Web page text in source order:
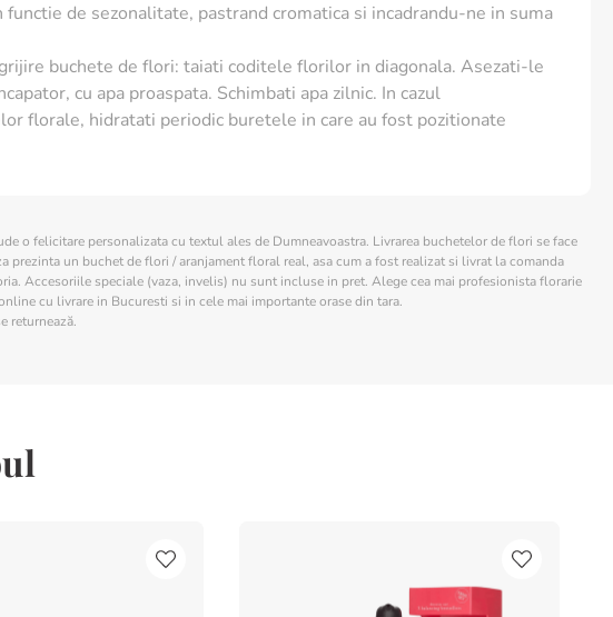
functie de sezonalitate, pastrand cromatica si incadrandu-ne in suma
buchete de flori: taiati coditele florilor in diagonala. Asezati-le
cu apa proaspata. Schimbati apa zilnic. In cazul
florale, hidratati periodic buretele in care au fost pozitionate
o felicitare personalizata cu textul ales de Dumneavoastra. Livrarea buchetelor de flori se face
prezinta un buchet de flori / aranjament floral real, asa cum a fost realizat si livrat la comanda
Accesoriile speciale (vaza, invelis) nu sunt incluse in pret. Alege cea mai profesionista florarie
cu livrare in Bucuresti si in cele mai importante orase din tara.
returnează.